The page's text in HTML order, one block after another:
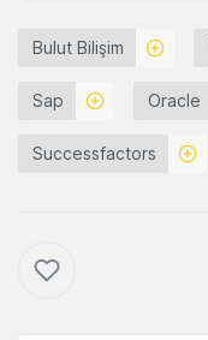
Bulut Bilişim
Sap Oracle
Successfactors